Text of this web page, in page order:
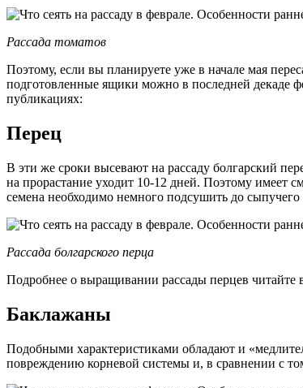
Рассада томатов
Поэтому, если вы планируете уже в начале мая
подготовленные ящики можно в последней декаде
публикациях:
Перец
В эти же сроки высевают на рассаду болгарский
на прорастание уходит 10-12 дней. Поэтому имеет
семена необходимо немного подсушить до сыпучего
Рассада болгарского перца
Подробнее о выращивании рассады перцев читайте
Баклажаны
Подобными характеристиками обладают и
повреждению корневой системы и, в сравнении с